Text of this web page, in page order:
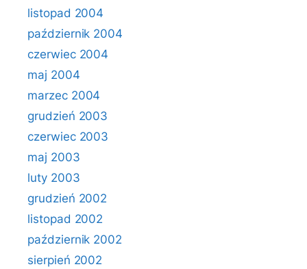
listopad 2004
październik 2004
czerwiec 2004
maj 2004
marzec 2004
grudzień 2003
czerwiec 2003
maj 2003
luty 2003
grudzień 2002
listopad 2002
październik 2002
sierpień 2002